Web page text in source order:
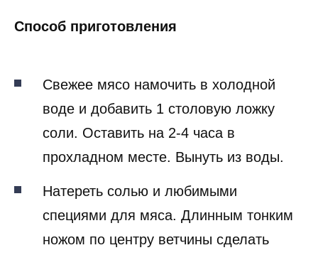
Способ приготовления
Свежее мясо намочить в холодной
воде и добавить 1 столовую ложку
соли. Оставить на 2-4 часа в
прохладном месте. Вынуть из воды.
Натереть солью и любимыми
специями для мяса. Длинным тонким
ножом по центру ветчины сделать